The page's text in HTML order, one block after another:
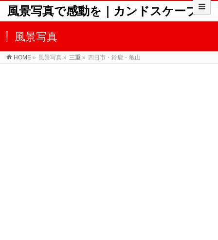
風景写真で感動を｜カンドスケープ
風景写真
HOME » 風景写真 » 三重 » 四日市・鈴鹿・亀山